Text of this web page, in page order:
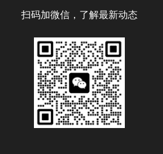
扫码加微信，了解最新动态